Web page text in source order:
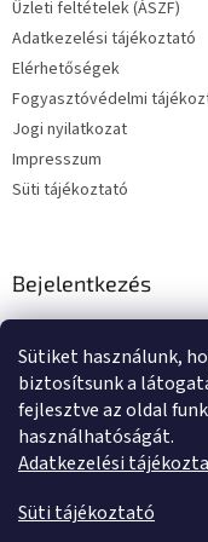
Sütiket használunk,
biztosítsunk a
fejlesztve az oldal
használhatóságát.
Adatkezelési
Süti tájékoztató
Üzleti feltételek (ÁSZF)
Adatkezelési tájékoztató
Elérhetőségek
Fogyasztóvédelmi
Jogi nyilatkozat
Impresszum
Süti tájékoztató
Bejelentkezés
Jelszó
BEJELENTKEZÉS
Új regisztrációElfelejtett